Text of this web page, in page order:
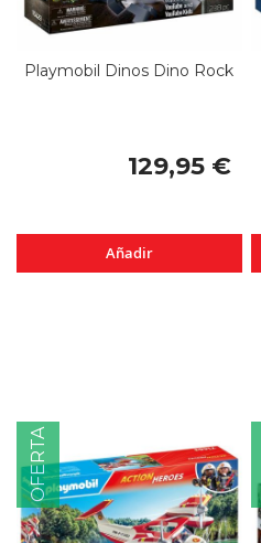
Playmobil Dinos Dino Rock
129,95 €
Añadir
OFERTA